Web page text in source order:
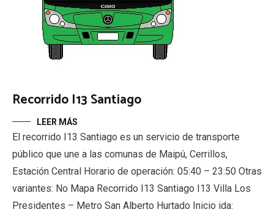
Recorrido I13 Santiago
LEER MÁS
El recorrido I13 Santiago es un servicio de transporte
público que une a las comunas de Maipú, Cerrillos,
Estación Central Horario de operación: 05:40 – 23:50 Otras
variantes: No Mapa Recorrido I13 Santiago I13 Villa Los
Presidentes – Metro San Alberto Hurtado Inicio ida: